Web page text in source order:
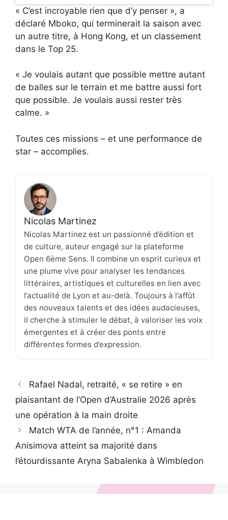
« C’est incroyable rien que d’y penser », a
déclaré Mboko, qui terminerait la saison avec
un autre titre, à Hong Kong, et un classement
dans le Top 25.
« Je voulais autant que possible mettre autant
de balles sur le terrain et me battre aussi fort
que possible. Je voulais aussi rester très
calme. »
Toutes ces missions – et une performance de
star – accomplies.
Nicolas Martinez
Nicolas Martinez est un passionné d’édition et
de culture, auteur engagé sur la plateforme
Open 6ème Sens. Il combine un esprit curieux et
une plume vive pour analyser les tendances
littéraires, artistiques et culturelles en lien avec
l’actualité de Lyon et au-delà. Toujours à l’affût
des nouveaux talents et des idées audacieuses,
il cherche à stimuler le débat, à valoriser les voix
émergentes et à créer des ponts entre
différentes formes d’expression.
Rafael Nadal, retraité, « se retire » en
plaisantant de l’Open d’Australie 2026 après
une opération à la main droite
Match WTA de l’année, n°1 : Amanda
Anisimova atteint sa majorité dans
l’étourdissante Aryna Sabalenka à Wimbledon